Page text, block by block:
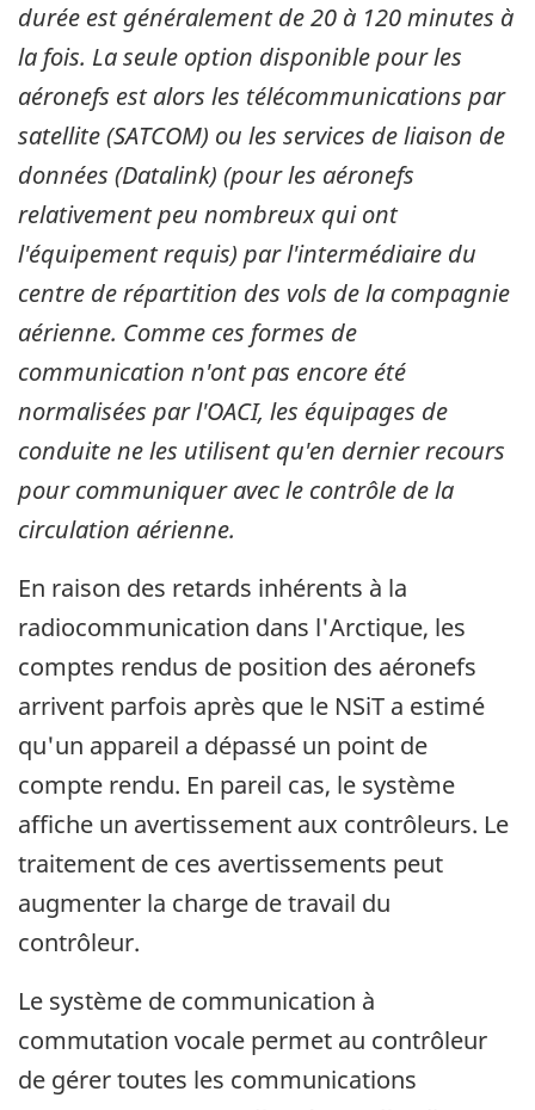
durée est généralement de 20 à 120 minutes à
la fois. La seule option disponible pour les
aéronefs est alors les télécommunications par
satellite (SATCOM) ou les services de liaison de
données (Datalink) (pour les aéronefs
relativement peu nombreux qui ont
l'équipement requis) par l'intermédiaire du
centre de répartition des vols de la compagnie
aérienne. Comme ces formes de
communication n'ont pas encore été
normalisées par l'OACI, les équipages de
conduite ne les utilisent qu'en dernier recours
pour communiquer avec le contrôle de la
circulation aérienne.
En raison des retards inhérents à la
radiocommunication dans l'Arctique, les
comptes rendus de position des aéronefs
arrivent parfois après que le NSiT a estimé
qu'un appareil a dépassé un point de
compte rendu. En pareil cas, le système
affiche un avertissement aux contrôleurs. Le
traitement de ces avertissements peut
augmenter la charge de travail du
contrôleur.
Le système de communication à
commutation vocale permet au contrôleur
de gérer toutes les communications